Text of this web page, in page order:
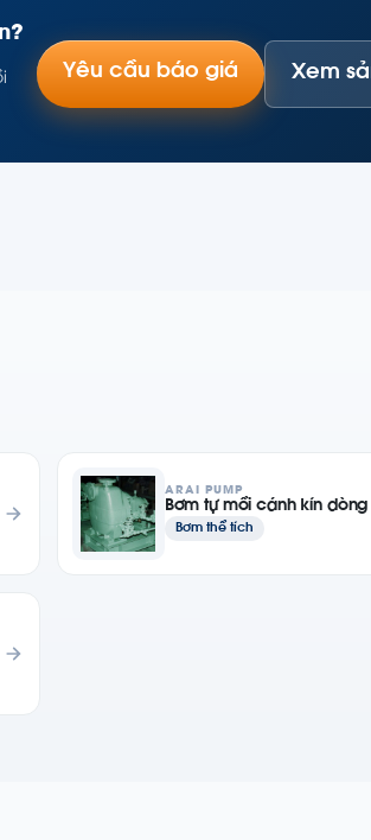
Yêu cầu báo giá Xem
ARAI PUMP
Bơm tự mồi cánh kín dòng
Bơm thể tích